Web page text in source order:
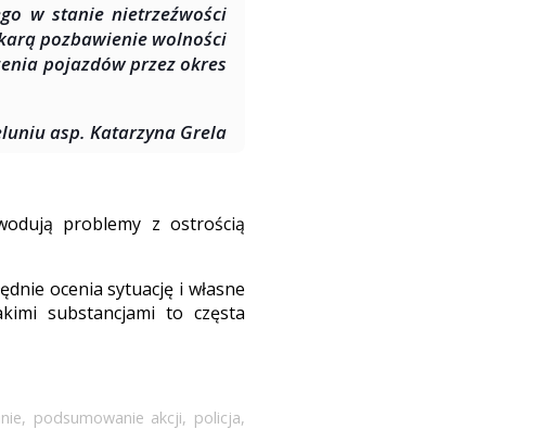
w stanie nietrzeźwości
pozbawienie wolności
pojazdów przez okres
asp. Katarzyna Grela
problemy z ostrością
ocenia sytuację i własne
substancjami to częsta
, podsumowanie akcji, policja,